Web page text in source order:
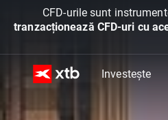
CFD-urile sunt
tranzacționează CFD-uri cu
Investește